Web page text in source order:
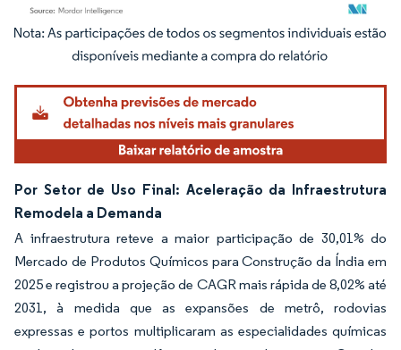
Imagem © Mordor Intelligence. O reuso requer atribuição conforme CC BY 4.0.
Por Setor de Uso Final: Aceleração da Infraestrutura
Remodela a Demanda
A infraestrutura reteve a maior participação de 30,01% do
Mercado de Produtos Químicos para Construção da Índia em
2025 e registrou a projeção de CAGR mais rápida de 8,02% até
2031, à medida que as expansões de metrô, rodovias
expressas e portos multiplicaram as especialidades químicas